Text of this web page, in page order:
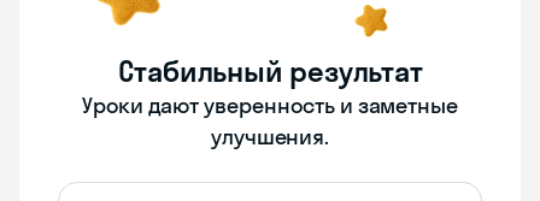
Стабильный результат
Уроки дают уверенность и заметные
улучшения.